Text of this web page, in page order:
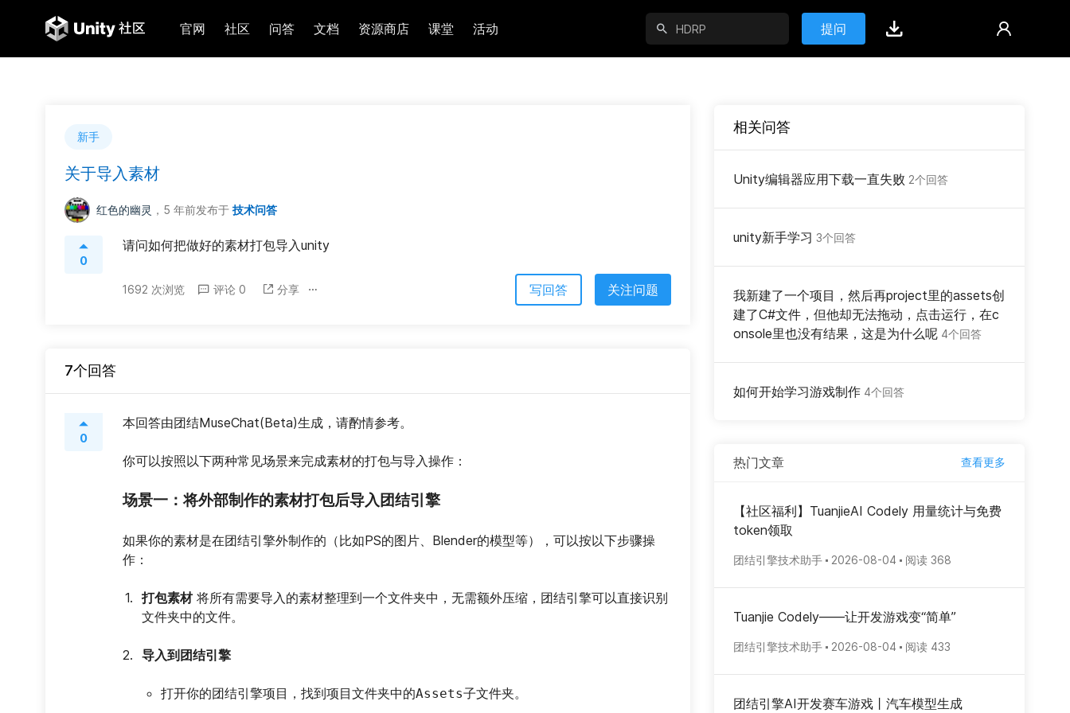
官网 社区 问答 文档 资源商店 课堂 活动 提问
新手
关于导入素材
红色的幽灵 ，5 年前发布于 技术问答
0
请问如何把做好的素材打包导入unity
1692 次浏览 评论 0 分享 写回答 关注问题
7个回答
0
本回答由团结MuseChat(Beta)生成，请酌情参考。
你可以按照以下两种常见场景来完成素材的打包与导入操作：
场景一：将外部制作的素材打包后导入团结引擎
如果你的素材是在团结引擎外制作的（比如PS的图片、Blender的模型等），可以按以下步骤操
作：
打包素材 将所有需要导入的素材整理到一个文件夹中，无需额外压缩，团结引擎可以直接识别
文件夹中的文件。
导入到团结引擎
打开你的团结引擎项目，找到项目文件夹中的Assets子文件夹。
相关问答
Unity编辑器应用下载一直失败 2个回答
unity新手学习 3个回答
我新建了一个项目，然后再project里的assets创
建了C#文件，但他却无法拖动，点击运行，在c
onsole里也没有结果，这是为什么呢 4个回答
如何开始学习游戏制作 4个回答
热门文章 查看更多
【社区福利】TuanjieAI Codely 用量统计与免费
token领取
团结引擎技术助手 2026-08-04 阅读 368
Tuanjie Codely——让开发游戏变“简单”
团结引擎技术助手 2026-08-04 阅读 433
团结引擎AI开发赛车游戏丨汽车模型生成